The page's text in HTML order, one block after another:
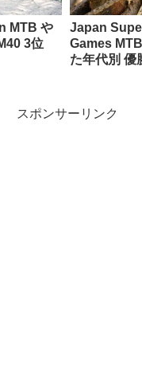
MTB や
3位
Japan
Games
た年代別 優
スポンサーリンク